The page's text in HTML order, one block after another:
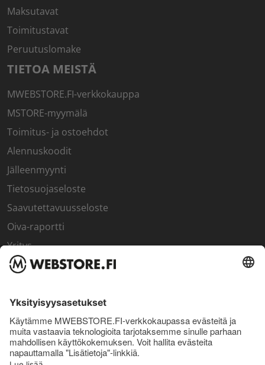
Maksutavat
Toimitustavat
Peruutuslomake
TIETOA MEISTÄ
MWEBSTORE.FI-verkkokauppa
MSTORE-myymälä
Toimitus- ja ostoehdot
Alennuskoodit
Jälleenmyynti
Tietosuojaseloste
Saavutettavuusseloste
Oiva-raportti
Yritys
SISÄPIIRI
Sisäpiirin bonusohjelma
Uutiskirje
Uutiset ja artikkelit